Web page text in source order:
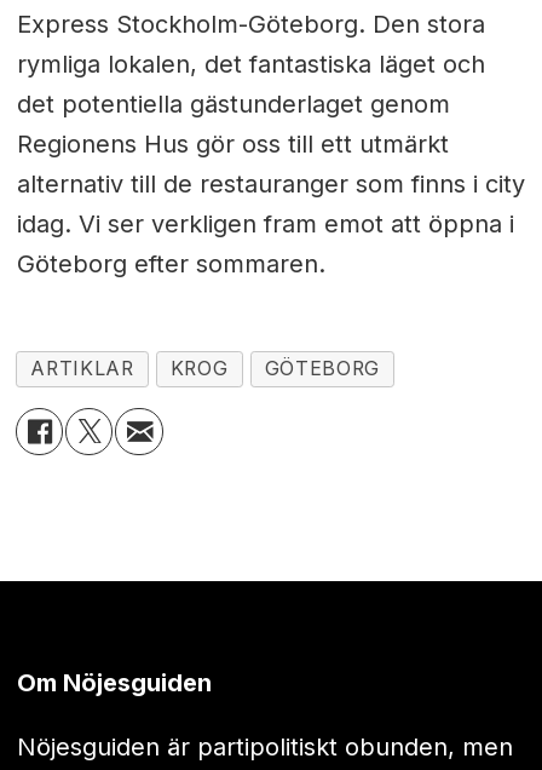
Express Stockholm-Göteborg. Den stora
rymliga lokalen, det fantastiska läget och
det potentiella gästunderlaget genom
Regionens Hus gör oss till ett utmärkt
alternativ till de restauranger som finns i city
idag. Vi ser verkligen fram emot att öppna i
Göteborg efter sommaren.
ARTIKLAR KROG GÖTEBORG
Om Nöjesguiden
Nöjesguiden är partipolitiskt obunden, men